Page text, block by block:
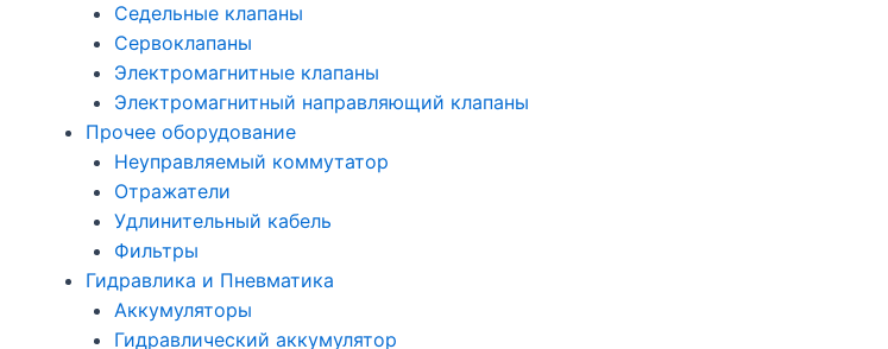
Седельные клапаны
Сервоклапаны
Электромагнитные клапаны
Электромагнитный направляющий клапаны
Прочее оборудование
Неуправляемый коммутатор
Отражатели
Удлинительный кабель
Фильтры
Гидравлика и Пневматика
Аккумуляторы
Гидравлический аккумулятор